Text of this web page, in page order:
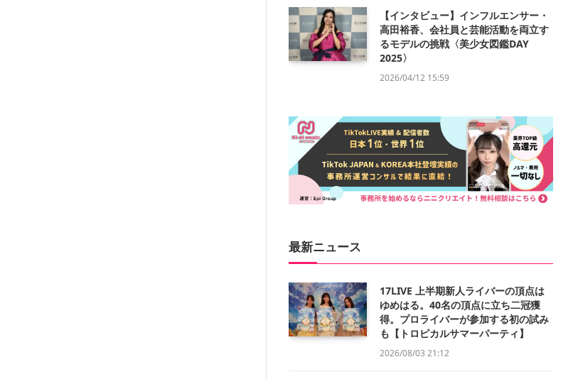
【インタビュー】インフルエンサー・
高田裕香、会社員と芸能活動を両立す
るモデルの挑戦〈美少女図鑑DAY
2025〉
2026/04/12 15:59
最新ニュース
17LIVE 上半期新人ライバーの頂点は
ゆめはる。40名の頂点に立ち二冠獲
得。プロライバーが参加する初の試み
も【トロピカルサマーパーティ】
2026/08/03 21:12